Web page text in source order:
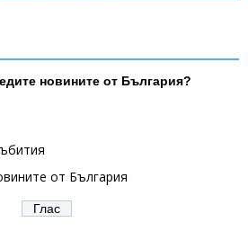
новините от България?
от България